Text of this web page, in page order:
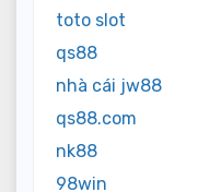
toto slot
qs88
nhà cái jw88
qs88.com
nk88
98win